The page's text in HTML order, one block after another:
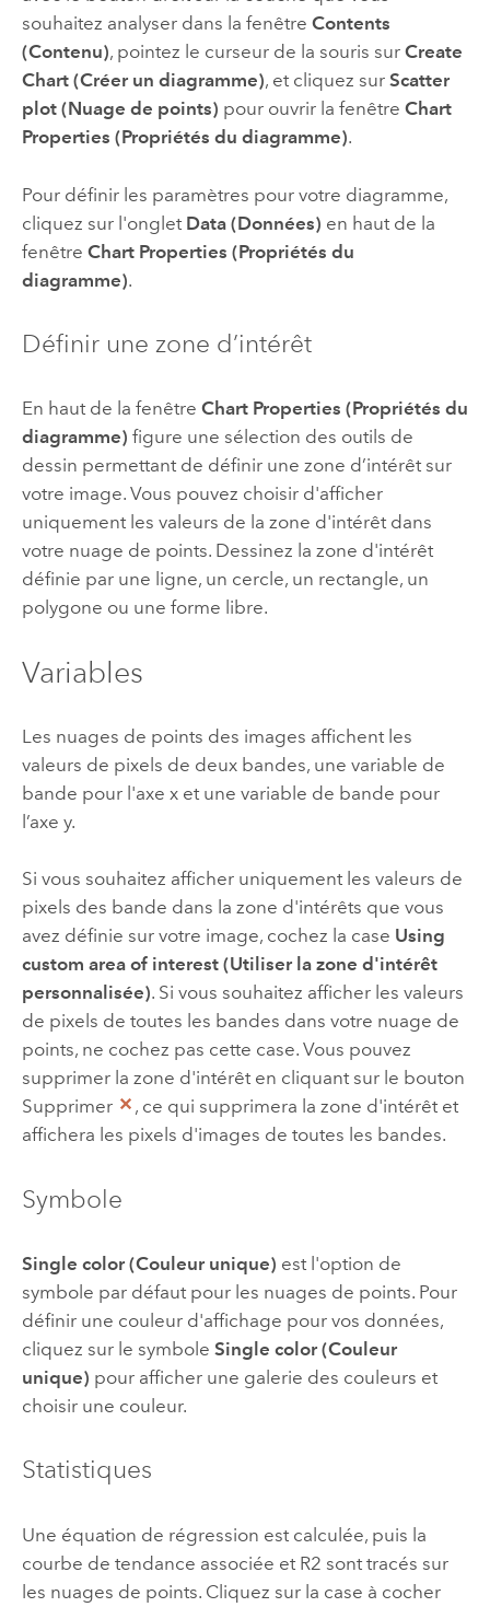
souhaitez analyser dans la fenêtre Contents
(Contenu), pointez le curseur de la souris sur Create
Chart (Créer un diagramme), et cliquez sur Scatter
plot (Nuage de points) pour ouvrir la fenêtre Chart
Properties (Propriétés du diagramme).
Pour définir les paramètres pour votre diagramme,
cliquez sur l'onglet Data (Données) en haut de la
fenêtre Chart Properties (Propriétés du
diagramme).
Définir une zone d’intérêt
En haut de la fenêtre Chart Properties (Propriétés du
diagramme) figure une sélection des outils de
dessin permettant de définir une zone d’intérêt sur
votre image. Vous pouvez choisir d'afficher
uniquement les valeurs de la zone d'intérêt dans
votre nuage de points. Dessinez la zone d'intérêt
définie par une ligne, un cercle, un rectangle, un
polygone ou une forme libre.
Variables
Les nuages de points des images affichent les
valeurs de pixels de deux bandes, une variable de
bande pour l'axe x et une variable de bande pour
l’axe y.
Si vous souhaitez afficher uniquement les valeurs de
pixels des bande dans la zone d'intérêts que vous
avez définie sur votre image, cochez la case Using
custom area of interest (Utiliser la zone d'intérêt
personnalisée). Si vous souhaitez afficher les valeurs
de pixels de toutes les bandes dans votre nuage de
points, ne cochez pas cette case. Vous pouvez
supprimer la zone d'intérêt en cliquant sur le bouton
Supprimer
, ce qui supprimera la zone d'intérêt et
affichera les pixels d'images de toutes les bandes.
Symbole
Single color (Couleur unique) est l'option de
symbole par défaut pour les nuages de points. Pour
définir une couleur d'affichage pour vos données,
cliquez sur le symbole Single color (Couleur
unique) pour afficher une galerie des couleurs et
choisir une couleur.
Statistiques
Une équation de régression est calculée, puis la
courbe de tendance associée et R2 sont tracés sur
les nuages de points. Cliquez sur la case à cocher